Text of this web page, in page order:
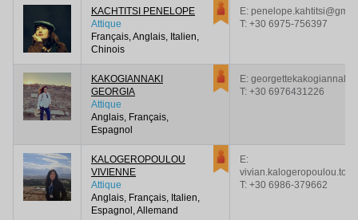
KACHTITSI PENELOPE
Attique
Français, Anglais, Italien,
Chinois
E:
T: +30 6975-756397
KAKOGIANNAKI
GEORGIA
Attique
Anglais, Français,
Espagnol
E:
T: +30 6976431226
KALOGEROPOULOU
VIVIENNE
Attique
Anglais, Français, Italien,
Espagnol, Allemand
E:
T: +30 6986-379662